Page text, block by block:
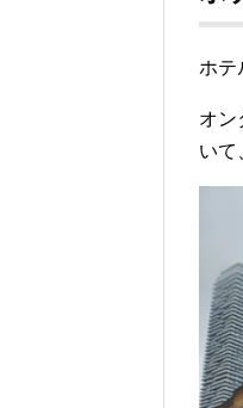
ホテ
オン
いて